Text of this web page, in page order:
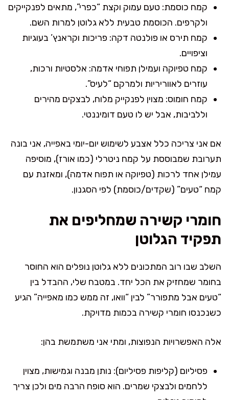
קמח כוסמת: טעם עמוק וקצת “כפרי”, מתאים לפנקייקים
ולקרפים. הכוסמת טבעית ללא גלוטן למרות השם.
קמח תירס או פולנטה דקה: פריכות וקראנץ’ בעוגיות
וציפויים.
קמח טפיוקה ועמילן תפוחי אדמה: אלסטיות ורכות,
עוזרים לאווריריות ולמרקם “לעיס”.
קמח חומוס: מצוין לפנקייק מלוח, לבצקים מהירים
וללביבות, אבל יש לו טעם דומיננטי.
אם אני צריכה כלל אצבע לשימוש יום-יומי באפייה, אני בונה
תערובת שמבוססת על קמח ניטרלי (כמו אורז), מוסיפה
עמילן אחד לרכות (טפיוקה או תפוח אדמה), ומאזנת עם
קמח “טעים” (שקדים/כוסמת) לפי הסגנון.
חומרי קשירה שמחליפים את
תפקיד הגלוטן
השלב שבו רוב המתכונים ללא גלוטן נופלים הוא החוסר
בחומר שמחזיק את הכל יחד. במטבח שלי, ההבדל בין
“טעים אבל מתפורר” לבין “וואו, זה ממש כמו מאפייה” הגיע
כשנכנסו חומרי קשירה בכמות מדויקת.
אלה האפשרויות הנפוצות, ומתי אני משתמשת בהן:
פסיליום (קליפות פסיליום): נותן מבנה וגמישות, מצוין
ללחמים ולבצקי שמרים. הוא סופח הרבה מים ולכן צריך